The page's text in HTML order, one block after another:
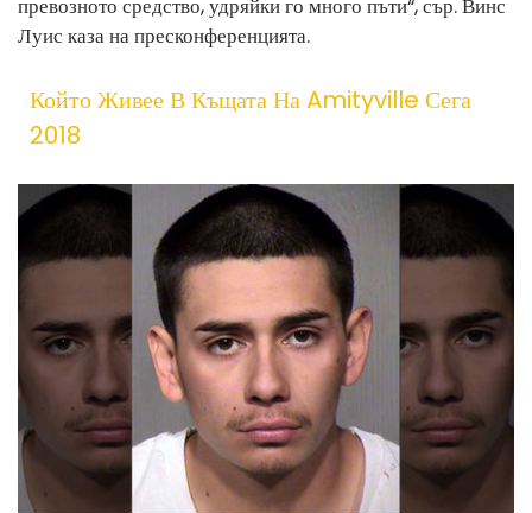
превозното средство, удряйки го много пъти“, сър. Винс
Луис каза на пресконференцията.
Който Живее В Къщата На Amityville Сега
2018